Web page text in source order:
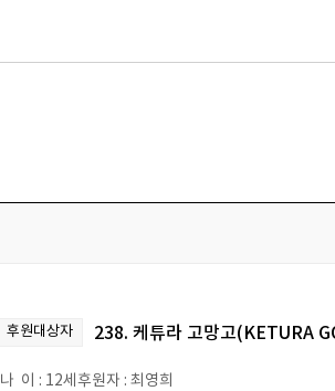
후원대상자 238. 케튜라 고망고(KETURA
나 이 : 12세후원자 : 최영희